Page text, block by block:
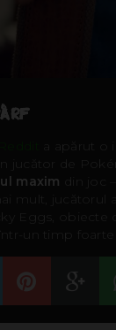
a apărut o
jucător de
maxim din joc –
mult, jucătorul
Eggs, obiecte
un timp foarte